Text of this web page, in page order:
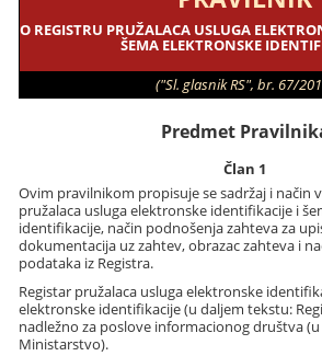
O REGISTRU PRUŽALACA USLUGA
ŠEMA ELEKTRONSKE
("Sl. glasnik RS", br. 67/
Predmet
Član 1
Ovim pravilnikom propisuje se sadržaj i način
pružalaca usluga elektronske identifikacije i
identifikacije, način podnošenja zahteva za
dokumentacija uz zahtev, obrazac zahteva i
podataka iz Registra.
Registar pružalaca usluga elektronske
elektronske identifikacije (u daljem tekstu:
nadležno za poslove informacionog društva
Ministarstvo).